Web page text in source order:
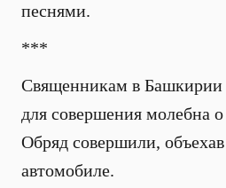
песнями.
***
Священникам в Башкирии
для совершения молебна
Обряд совершили,
автомобиле.